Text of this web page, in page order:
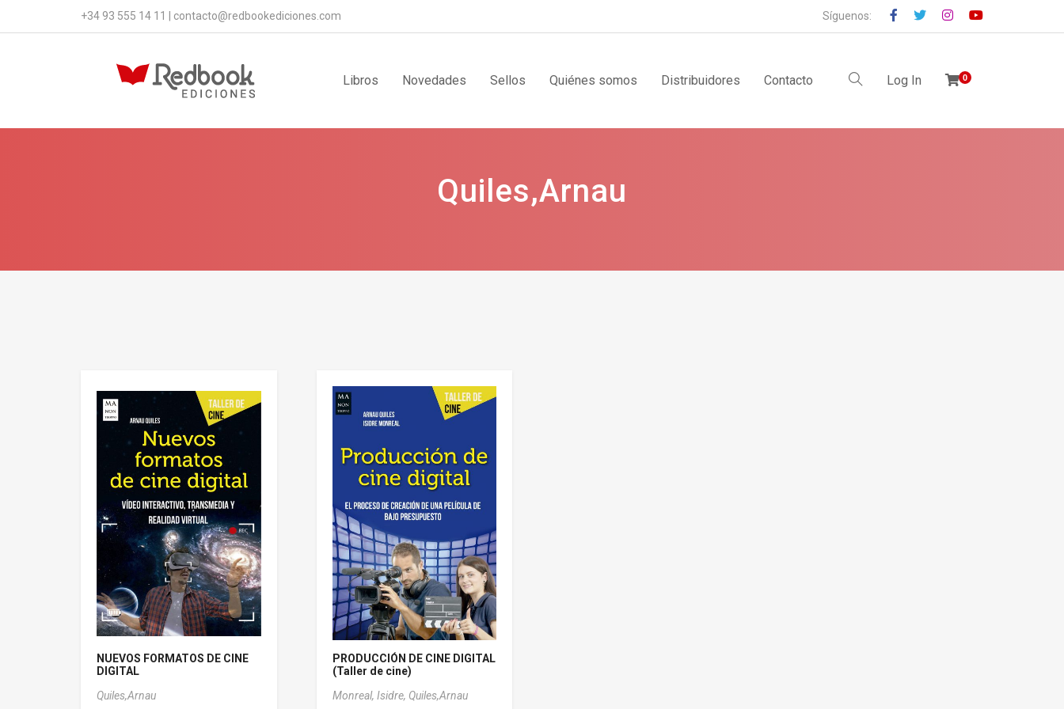
+34 93 555 14 11 contacto@redbookediciones.com Síguenos:
Libros Novedades Sellos Quiénes somos Distribuidores Contacto Log In 0
Quiles,Arnau
NUEVOS FORMATOS DE CINE
DIGITAL
Quiles,Arnau
PRODUCCIÓN DE CINE DIGITAL
(Taller de cine)
Monreal, Isidre, Quiles,Arnau